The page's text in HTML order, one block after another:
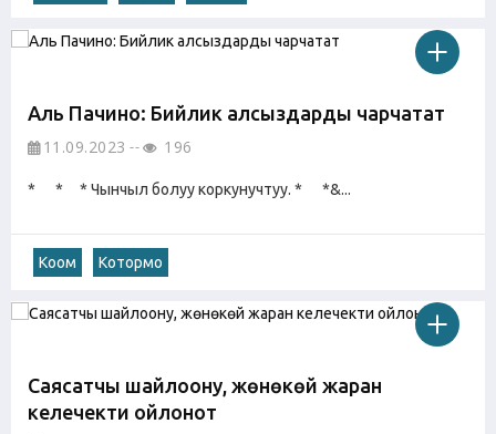
Аль Пачино: Бийлик алсыздарды чарчатат
11.09.2023 196
* * * Чынчыл болуу коркунучтуу. * *&...
Коом Котормо
Саясатчы шайлоону, жөнөкөй жаран
келечекти ойлонот